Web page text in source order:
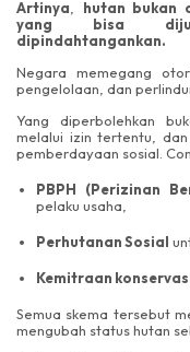
Artinya
hutan bukan
yang bisa
dipindahtangankan.
Negara memegang
pengelolaan, dan
Yang diperbolehkan
melalui izin tertentu,
pemberdayaan sosial.
PBPH (Perizinan
pelaku usaha,
Perhutanan Sosial
Kemitraan
Semua skema tersebut
mengubah status hutan